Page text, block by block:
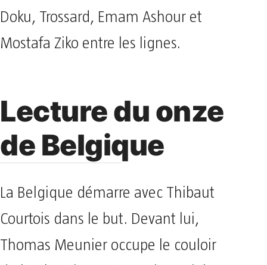
Doku, Trossard, Emam Ashour et
Mostafa Ziko entre les lignes.
Lecture du onze
de Belgique
La Belgique démarre avec Thibaut
Courtois dans le but. Devant lui,
Thomas Meunier occupe le couloir